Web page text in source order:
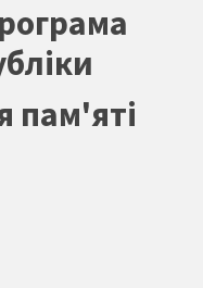
пам'яті